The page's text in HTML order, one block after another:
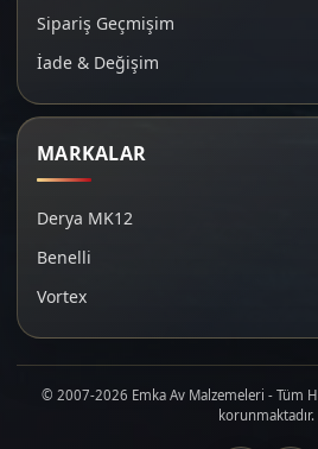
Sipariş Geçmişim
İade & Değişim
MARKALAR
Derya MK12
Benelli
Vortex
© 2007-2026 Emka Av Malzemeleri - Tüm
korunmaktadır.